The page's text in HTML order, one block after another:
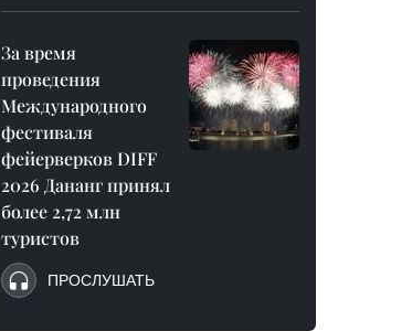
За время
проведения
Международного
фестиваля
фейерверков DIFF
2026 Дананг принял
более 2,72 млн
туристов
ПРОСЛУШАТЬ